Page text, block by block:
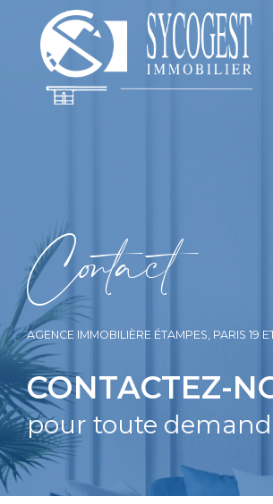
Cotact
AGENCE IMMOBILIÈRE ÉTAMPES, PARIS 19
CONTACTEZ-
pour toute